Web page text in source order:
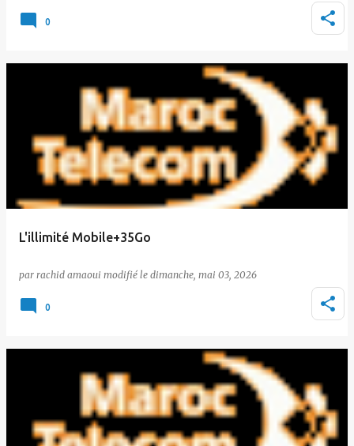
0
L'illimité Mobile+35Go
par rachid amaoui le dimanche, mai 03, 2026
0